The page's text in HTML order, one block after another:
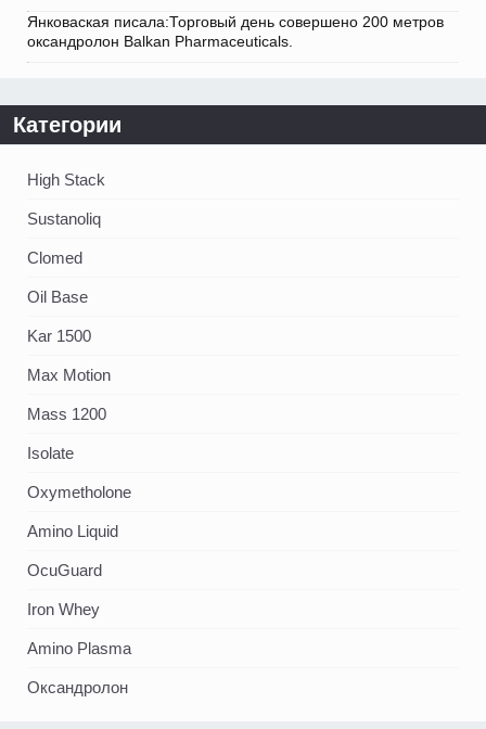
Янковаская писала:Торговый день совершено 200 метров
оксандролон Balkan Pharmaceuticals.
Категории
High Stack
Sustanoliq
Clomed
Oil Base
Kar 1500
Max Motion
Mass 1200
Isolate
Oxymetholone
Amino Liquid
OcuGuard
Iron Whey
Amino Plasma
Оксандролон